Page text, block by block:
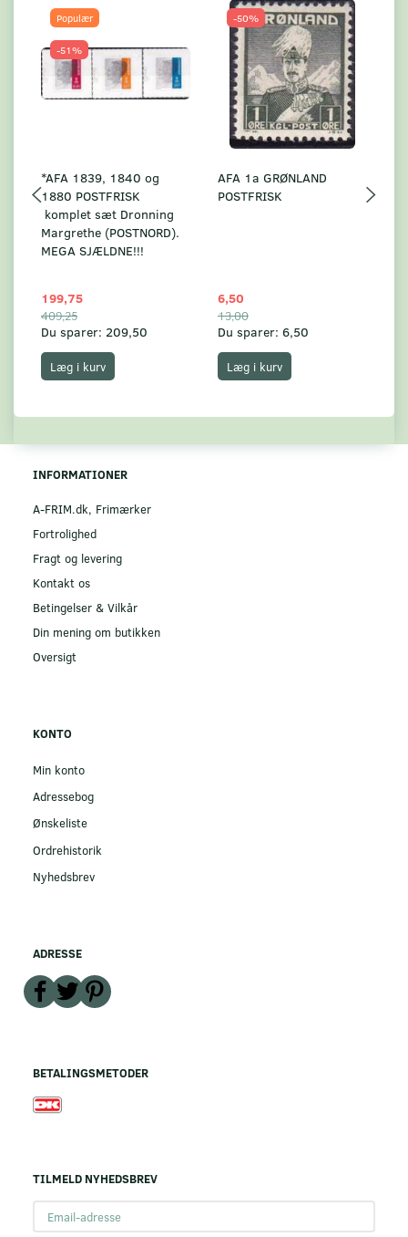
Populær
-51%
*AFA 1839, 1840 og
1880 POSTFRISK
komplet sæt Dronning
Margrethe (POSTNORD).
MEGA SJÆLDNE!!!
199,75
409,25
Du sparer: 209,50
Læg i kurv
-50%
AFA 1a GRØNLAND
POSTFRISK
6,50
13,00
Du sparer: 6,50
Læg i kurv
INFORMATIONER
A-FRIM.dk, Frimærker
Fortrolighed
Fragt og levering
Kontakt os
Betingelser & Vilkår
Din mening om butikken
Oversigt
KONTO
Min konto
Adressebog
Ønskeliste
Ordrehistorik
Nyhedsbrev
ADRESSE
BETALINGSMETODER
TILMELD NYHEDSBREV
adresse